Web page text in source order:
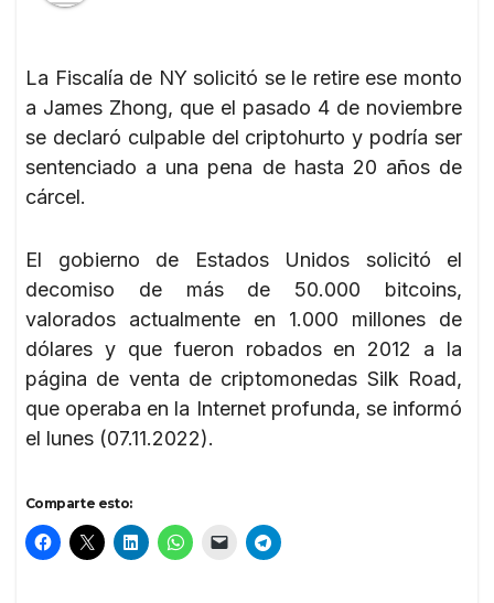
La Fiscalía de NY solicitó se le retire ese monto
a James Zhong, que el pasado 4 de noviembre
se declaró culpable del criptohurto y podría ser
sentenciado a una pena de hasta 20 años de
cárcel.
El gobierno de Estados Unidos solicitó el
decomiso de más de 50.000 bitcoins,
valorados actualmente en 1.000 millones de
dólares y que fueron robados en 2012 a la
página de venta de criptomonedas Silk Road,
que operaba en la Internet profunda, se informó
el lunes (07.11.2022).
Comparte esto: